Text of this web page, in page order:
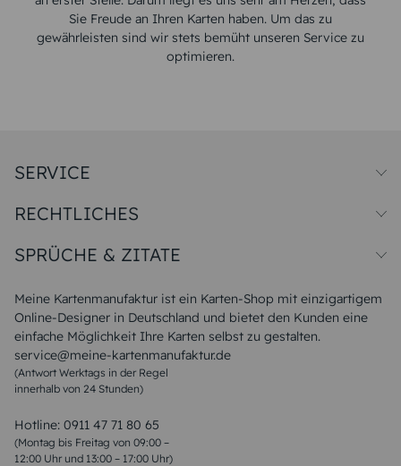
Sie Freude an Ihren Karten haben. Um das zu
gewährleisten sind wir stets bemüht unseren Service zu
optimieren.
Meine Kartenmanufaktur ist ein Karten-Shop mit einzigartigem
Online-Designer in Deutschland und bietet den Kunden eine
einfache Möglichkeit Ihre Karten selbst zu gestalten.
service@meine-kartenmanufaktur.de
(Antwort Werktags in der Regel
innerhalb von 24 Stunden)
Hotline: 0911 47 71 80 65
(Montag bis Freitag von 09:00 –
12:00 Uhr und 13:00 – 17:00 Uhr)
SERVICE
Papiersorten
Unsere Produktion
Magazin
FAQ
RECHTLICHES
Widerrufsbelehrung
SPRÜCHE & ZITATE
Liebeskummer Sprüche
Sommer Sprüche
Muttertagssprüche
Sprüche zur Hochzeit
Sprüche zur Konfirmation & Kommunion
Weihnachtsgedichte
Liebessprüche
Geburtstagssprüche
Trauersprüche